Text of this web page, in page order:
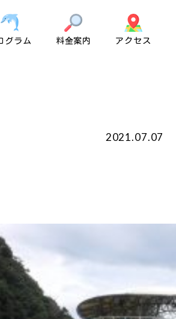
グラム 料金案内 アクセス
2021.07.07